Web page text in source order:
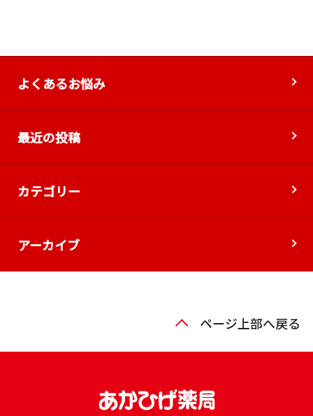
よくあるお悩み
最近の投稿
カテゴリー
アーカイブ
ページ上部へ戻る